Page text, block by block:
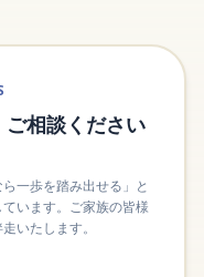
相談ください
一歩を踏み出せる」と
います。ご家族の皆様
いたします。